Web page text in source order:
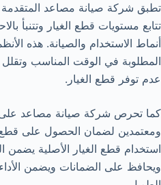
تطبق شركة صيانة مصاعد
تتابع مستويات قطع الغيار وتتنبأ
أنماط الاستخدام والصيانة. هذه
المطلوبة في الوقت المناسب
عدم توفر قطع الغيار.
كما تحرص شركة صيانة مصاعد على
ومعتمدين لضمان الحصول على قطع
استخدام قطع الغيار الأصلية يضمن
ويحافظ على الضمانات ويضمن